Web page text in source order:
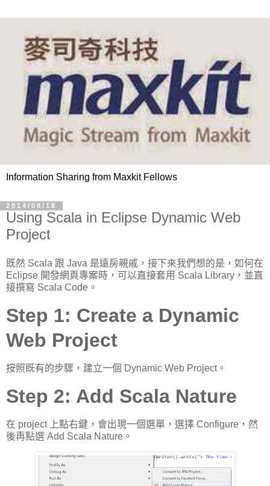
Information Sharing from Maxkit Fellows
2014/08/18
Using Scala in Eclipse Dynamic Web
Project
既然 Scala 跟 Java 是遠房親戚，接下來我們想的是，如何在
Eclipse 開發網頁專案時，可以直接套用 Scala Library，並直
接撰寫 Scala Code。
Step 1: Create a Dynamic
Web Project
按照既有的步驟，建立一個 Dynamic Web Project。
Step 2: Add Scala Nature
在 project 上點右鍵，會出現一個選單，選擇 Configure，然
後再點選 Add Scala Nature。